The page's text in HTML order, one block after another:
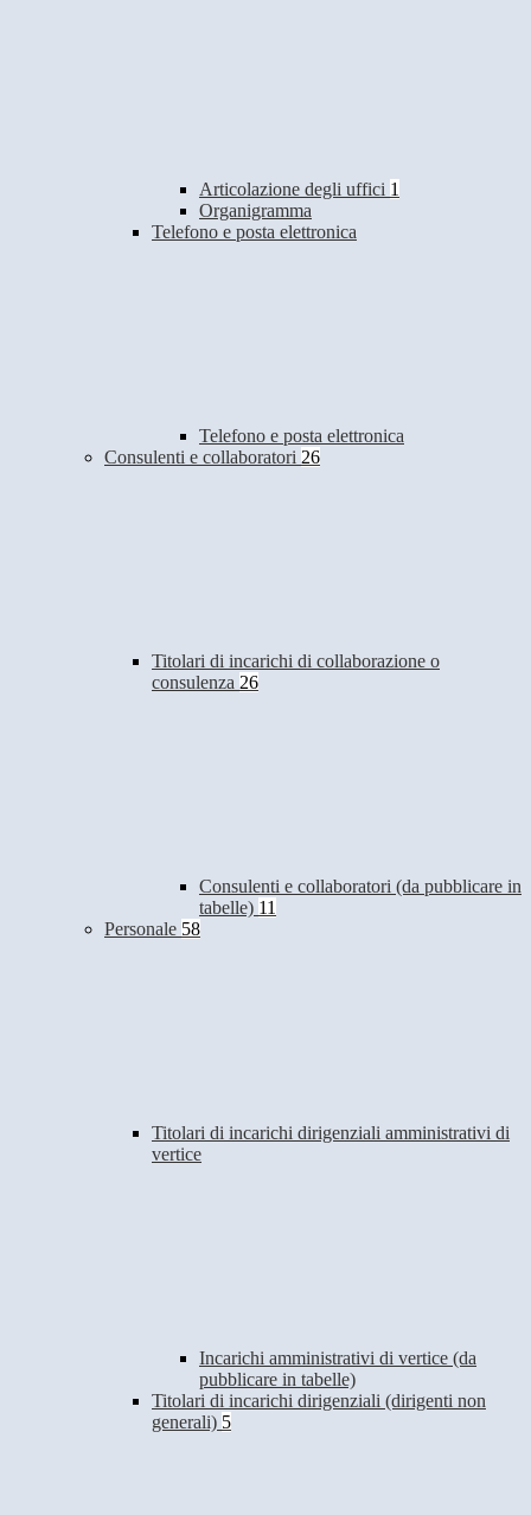
Articolazione degli uffici 1
Organigramma
Telefono e posta elettronica
Telefono e posta elettronica
Consulenti e collaboratori 26
Titolari di incarichi di collaborazione o
consulenza 26
Consulenti e collaboratori (da pubblicare in
tabelle) 11
Personale 58
Titolari di incarichi dirigenziali amministrativi di
vertice
Incarichi amministrativi di vertice (da
pubblicare in tabelle)
Titolari di incarichi dirigenziali (dirigenti non
generali) 5